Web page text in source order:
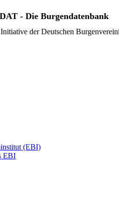
- Die Burgendatenbank
der Deutschen
(EBI)
EBI